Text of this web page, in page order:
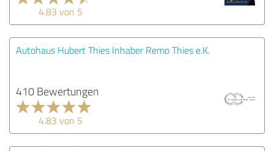
4.83 von 5
Autohaus Hubert Thies Inhaber Remo Thies e.K.
410 Bewertungen
4.83 von 5